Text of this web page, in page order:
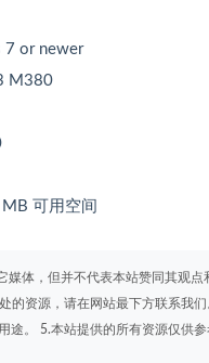
7 or newer
M380
可用空间
媒体，但并不代表本站赞同其观
的资源，请在网站最下方联系我
途。 5.本站提供的所有资源仅供